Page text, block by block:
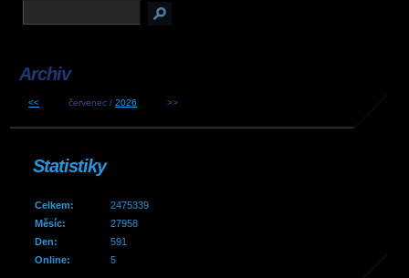
Archiv
<< červenec /2026 >>
Statistiky
Online: 5
Celkem:
2475339
Měsíc:
27958
Den:
591